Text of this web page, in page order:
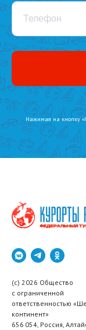
Телефон
Нажимая на кнопку
(c) 2026 Общество
с ограниченной
ответственностью
континент»
656 054, Россия,